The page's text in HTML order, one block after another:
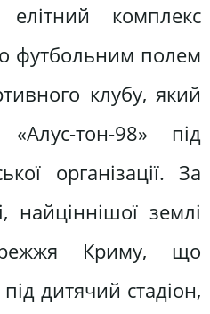
комплекс
футбольним полем
клубу, який
тон-98» під
організації. За
найціннішої землі
Криму, що
дитячий стадіон,